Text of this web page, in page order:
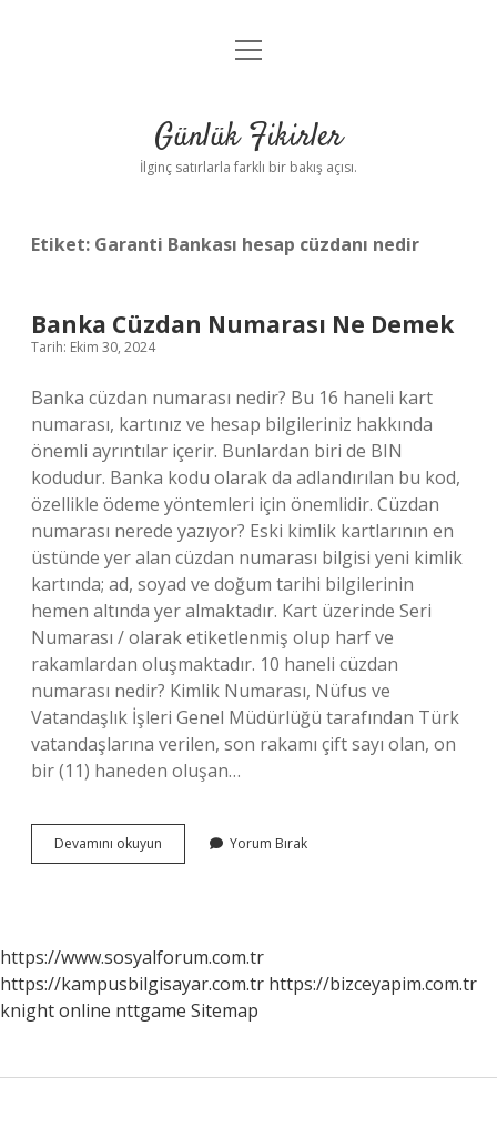
Anasayfa
Yasal Uyarı
menüyü
Günlük Fikirler
İlginç satırlarla farklı bir bakış açısı.
Etiket: Garanti Bankası hesap cüzdanı nedir
Banka Cüzdan Numarası Ne Demek
Tarih: Ekim 30, 2024
Banka cüzdan numarası nedir? Bu 16 haneli kart
numarası, kartınız ve hesap bilgileriniz hakkında
önemli ayrıntılar içerir. Bunlardan biri de BIN
kodudur. Banka kodu olarak da adlandırılan bu kod,
özellikle ödeme yöntemleri için önemlidir. Cüzdan
numarası nerede yazıyor? Eski kimlik kartlarının en
üstünde yer alan cüzdan numarası bilgisi yeni kimlik
kartında; ad, soyad ve doğum tarihi bilgilerinin
hemen altında yer almaktadır. Kart üzerinde Seri
Numarası / olarak etiketlenmiş olup harf ve
rakamlardan oluşmaktadır. 10 haneli cüzdan
numarası nedir? Kimlik Numarası, Nüfus ve
Vatandaşlık İşleri Genel Müdürlüğü tarafından Türk
vatandaşlarına verilen, son rakamı çift sayı olan, on
bir (11) haneden oluşan…
Devamını okuyun
Cüzdan
Yorum Bırak
https://www.sosyalforum.com.tr
https://kampusbilgisayar.com.tr https://bizceyapim.com.tr
knight online nttgame Sitemap